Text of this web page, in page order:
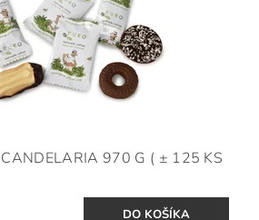
CANDELARIA 970 G ( ± 125 KS